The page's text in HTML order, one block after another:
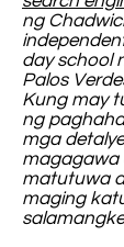
ng
day school
Palos
Kung may
ng
mga
magagawa
matutuwa
maging